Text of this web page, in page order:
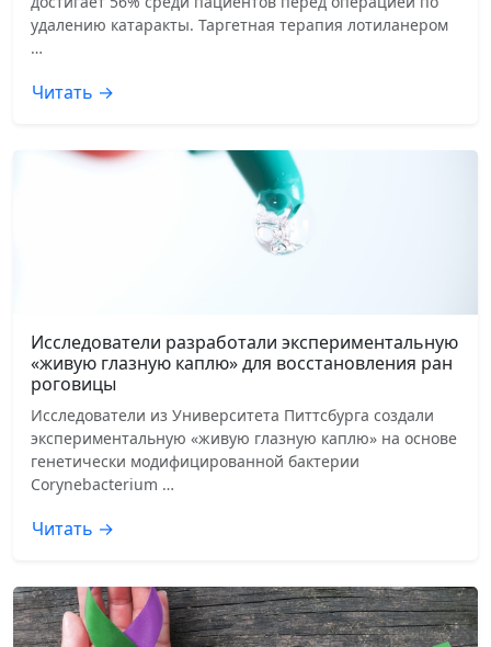
удалению катаракты. Таргетная терапия лотиланером
…
Читать →
Исследователи разработали экспериментальную
«живую глазную каплю» для восстановления ран
роговицы
Исследователи из Университета Питтсбурга создали
экспериментальную «живую глазную каплю» на основе
генетически модифицированной бактерии
Corynebacterium …
Читать →